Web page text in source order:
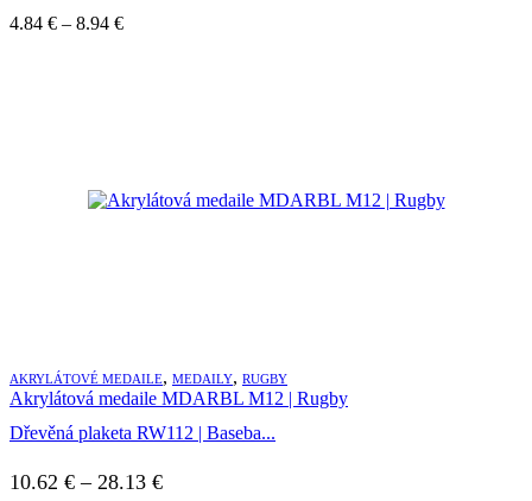
4.84 € – 8.94 €Price
AKRYLÁTOVÉ MEDAILE, MEDAILY, RUGBY
Akrylátová medaile MDARBL M12 | Rugby
Dřevěná plaketa RW112 | Baseba...
10.62 € – 28.13 €Price